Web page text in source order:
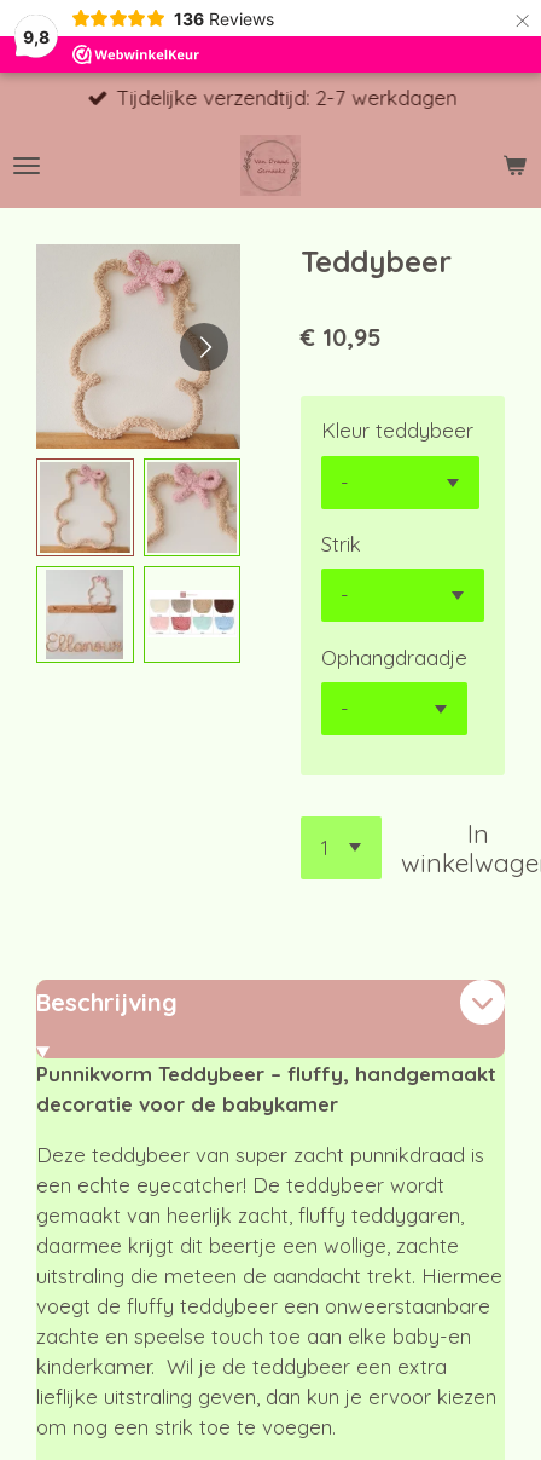
9,8
136 Reviews ×
Tijdelijke verzendtijd: 2-7 werkdagen
Teddybeer
€ 10,95
Kleur teddybeer
Strik
Ophangdraadje
In
Beschrijving
Punnikvorm Teddybeer – fluffy, handgemaakt
decoratie voor de babykamer
Deze teddybeer van super zacht punnikdraad is
een echte eyecatcher! De teddybeer wordt
gemaakt van heerlijk zacht, fluffy teddygaren,
daarmee krijgt dit beertje een wollige, zachte
uitstraling die meteen de aandacht trekt. Hiermee
voegt de fluffy teddybeer een onweerstaanbare
zachte en speelse touch toe aan elke baby-en
kinderkamer. Wil je de teddybeer een extra
lieflijke uitstraling geven, dan kun je ervoor kiezen
om nog een strik toe te voegen.